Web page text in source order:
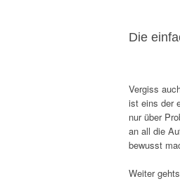
Die
Vergiss
ist eins der
nur über
an all die
bewusst
Weiter